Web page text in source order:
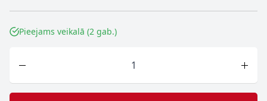
Pieejams veikalā (2 gab.)